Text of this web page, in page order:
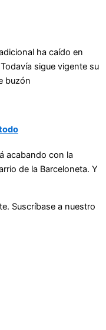
ha caído en
sigue vigente su
buzón
acabando con la
de la Barceloneta. Y
Suscríbase a nuestro